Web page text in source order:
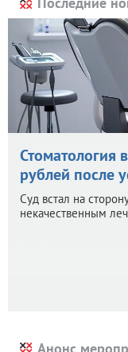
Стоматология
рублей после
Суд встал на
некачественным